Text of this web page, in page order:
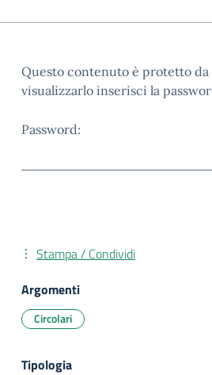
Questo contenuto è protetto da
visualizzarlo inserisci la
Password:
Stampa / Condividi
Argomenti
Circolari
Tipologia